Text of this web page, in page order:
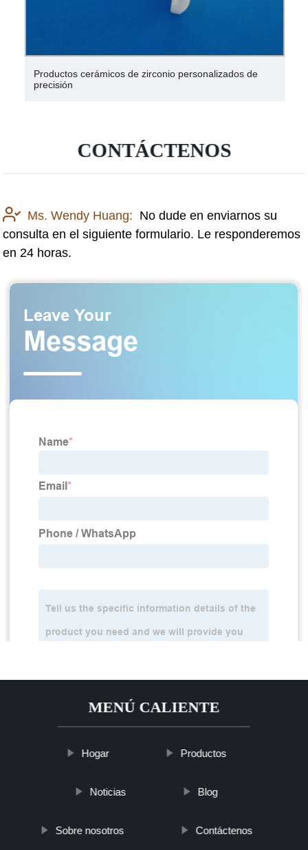
Productos cerámicos de zirconio personalizados de
precisión
CONTÁCTENOS
Ms. Wendy Huang: No dude en enviarnos su
consulta en el siguiente formulario. Le responderemos
en 24 horas.
MENÚ CALIENTE
Hogar Productos
Noticias Blog
Sobre nosotros Contáctenos